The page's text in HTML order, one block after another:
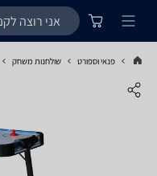
פנאי וספורט שולחנות משחק